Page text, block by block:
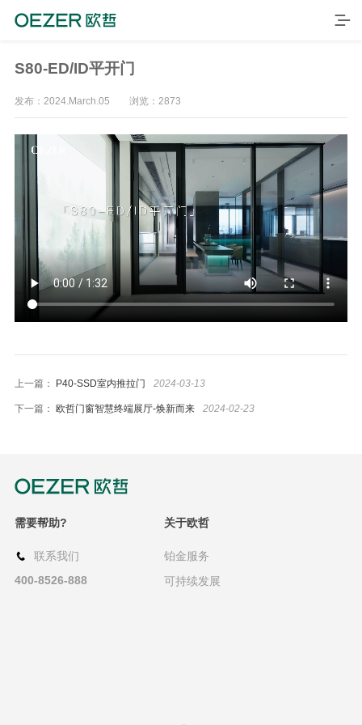
首页
产品
资讯
图文
关于欧哲
S80-ED/ID平开门
发布：2024.March.05 浏览：2873
上一篇： P40-SSD室内推拉门 2024-03-13
下一篇： 欧哲门窗智慧终端展厅-焕新而来 2024-02-23
需要帮助?
联系我们
400-8526-888
关于欧哲
铂金服务
可持续发展